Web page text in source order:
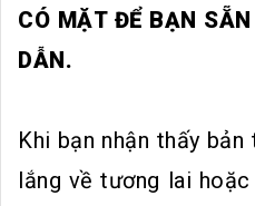
CÓ MẶT ĐỂ BẠN
DẪN.
Khi bạn nhận thấy
lắng về tương lai